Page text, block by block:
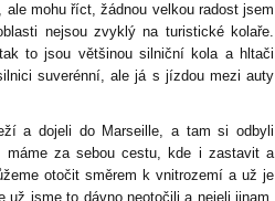
mohu říct, žádnou velkou radost jsem
nejsou zvyklý na turistické kolaře.
to jsou většinou silniční kola a hltači
suverénní, ale já s jízdou mezi auty
a dojeli do Marseille, a tam si odbyli
za sebou cestu, kde i zastavit a
otočit směrem k vnitrozemí a už je
jsme to dávno neotočili a nejeli jinam,